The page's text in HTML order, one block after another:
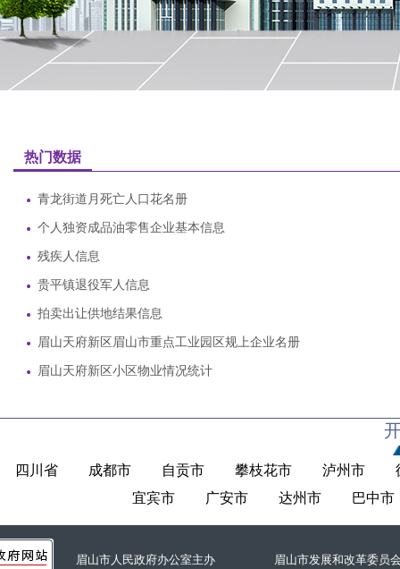
热门数据
青龙街道月死亡人口花名册
个人独资成品油零售企业基本信息
残疾人信息
贵平镇退役军人信息
拍卖出让供地结果信息
眉山天府新区眉山市重点工业园区规上企业名册
眉山天府新区小区物业情况统计
四川省 成都市 自贡市 攀枝花市 泸州市
宜宾市
广安市 达州市 巴中市
眉山市人民政府办公室主办 眉山市发展和改革委